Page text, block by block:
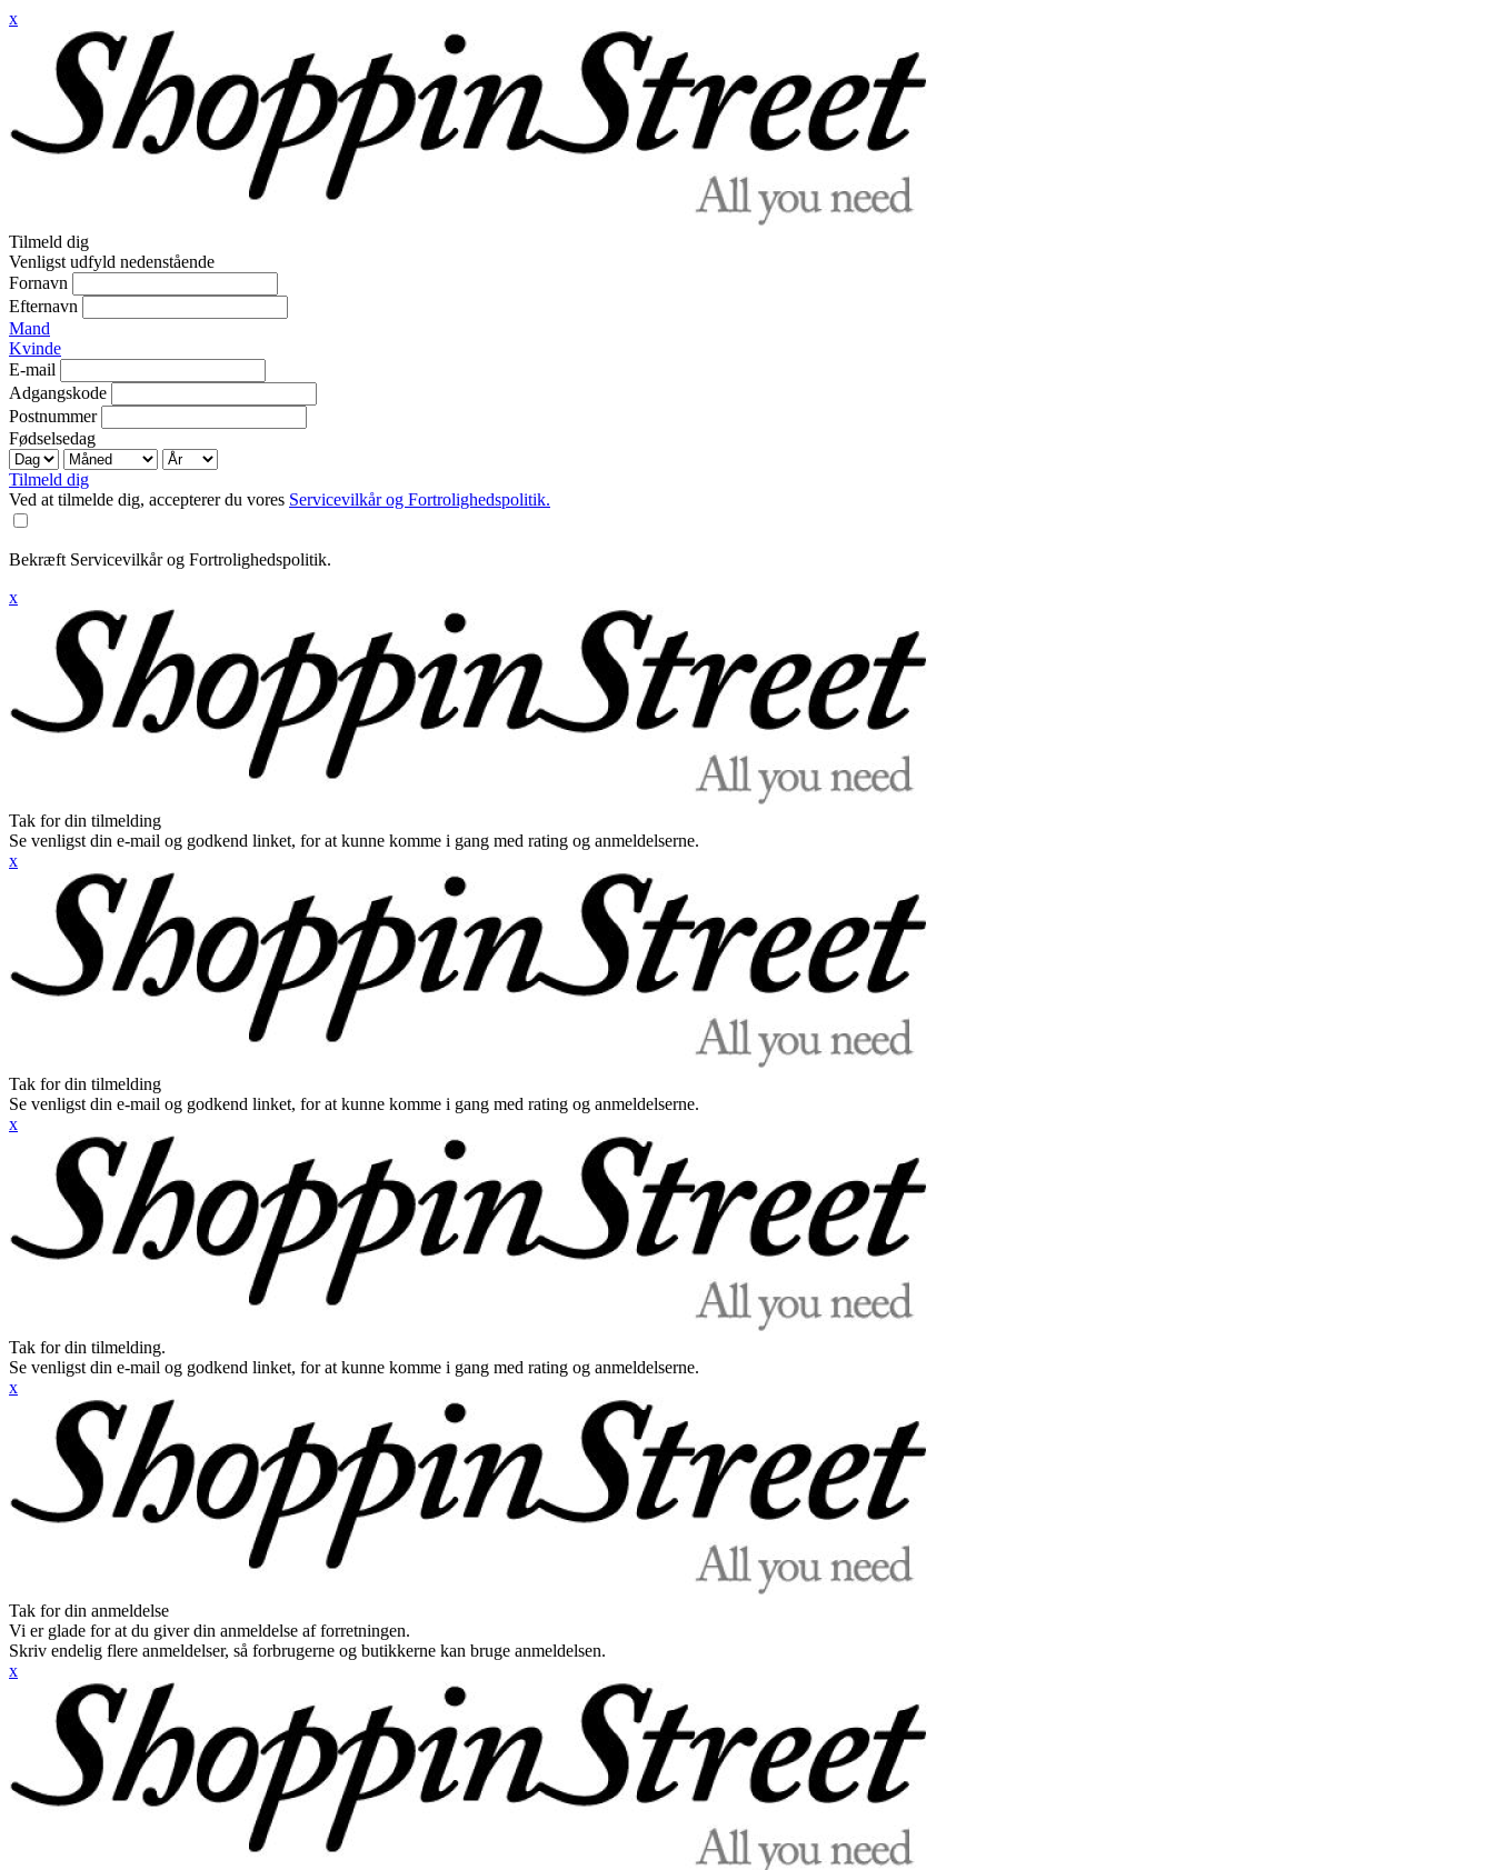
x
Tilmeld dig
Venligst udfyld nedenstående
Fornavn
Efternavn
Mand
Kvinde
E-mail
Adgangskode
Postnummer
Fødselsedag
Tilmeld dig
Ved at tilmelde dig, accepterer du vores Servicevilkår og Fortrolighedspolitik.
Bekræft Servicevilkår og Fortrolighedspolitik.
x
Tak for din tilmelding
Se venligst din e-mail og godkend linket, for at kunne komme i gang med rating og anmeldelserne.
x
Tak for din tilmelding
Se venligst din e-mail og godkend linket, for at kunne komme i gang med rating og anmeldelserne.
x
Tak for din tilmelding.
Se venligst din e-mail og godkend linket, for at kunne komme i gang med rating og anmeldelserne.
x
Tak for din anmeldelse
Vi er glade for at du giver din anmeldelse af forretningen.
Skriv endelig flere anmeldelser, så forbrugerne og butikkerne kan bruge anmeldelsen.
x